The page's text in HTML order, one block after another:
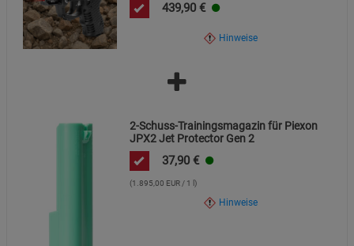
439,90 €
Hinweise
2-Schuss-Trainingsmagazin für Piexon
JPX2 Jet Protector Gen 2
37,90 €
(1.895,00 EUR / 1 l)
Hinweise